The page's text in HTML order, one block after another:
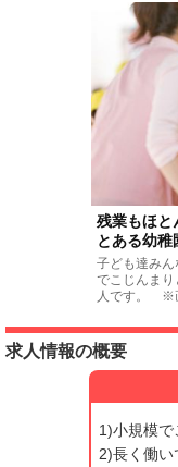
残業もほと
とある幼稚
子ども達み
でこじんま
人です。 ※
求人情報の概要
1)小規模で
2)長く働